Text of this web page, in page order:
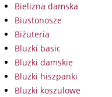
Bielizna damska
Biustonosze
Biżuteria
Bluzki basic
Bluzki damskie
Bluzki hiszpanki
Bluzki koszulowe